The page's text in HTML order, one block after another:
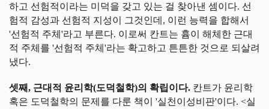
하고 선험적이라는 미덕을 갖고 있는 걸 찾아낸 셈이다. 선
험적 감성과 선험적 지성이 그것인데, 이런 능력을 합해서
'선험적 주체'라고 부른다. 이로써 칸트는 흄이 해체한 근대
적 주체를 '선험적 주체'라는 확고하고 튼튼한 것으로 되살려
냈다.
셋째, 근대적 윤리학(도덕철학)의 확립이다. 칸트가 윤리학
혹은 도덕철학의 문제를 다룬 책이 '실천이성비판'이다. <실